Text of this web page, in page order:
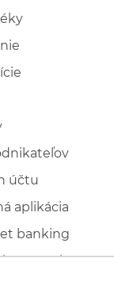
účtu
aplikácia
banking
ponuky